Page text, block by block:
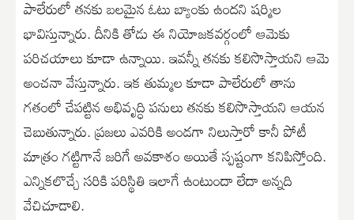
పాలేరులో తనకు బలమైన ఓటు బ్యాంకు ఉందని షర్మిల
భావిస్తున్నారు. దీనికి తోడు ఈ నియోజకవర్గంలో ఆమెకు
పరిచయాలు కూడా ఉన్నాయి. ఇవన్నీ తనకు కలిసొస్తాయని ఆమె
అంచనా వేస్తున్నారు. ఇక తుమ్మల కూడా పాలేరులో తాను
గతంలో చేపట్టిన అభివృద్ధి పనులు తనకు కలిసొస్తాయని ఆయన
చెబుతున్నారు. ప్రజలు ఎవరికి అండగా నిలుస్తారో కానీ పోటీ
మాత్రం గట్టిగానే జరిగే అవకాశం అయితే స్పష్టంగా కనిపిస్తోంది.
ఎన్నికలొచ్చే సరికి పరిస్థితి ఇలాగే ఉంటుందా లేదా అన్నది
వేచిచూడాలి.